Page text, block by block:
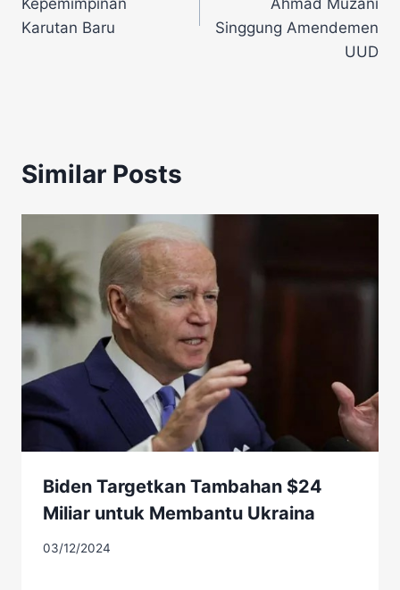
Karutan Baru
Singgung Amendemen
UUD
Similar Posts
Biden Targetkan Tambahan $24
Miliar untuk Membantu Ukraina
03/12/2024